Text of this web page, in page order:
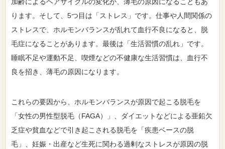
加齢によるヘアサイクルの変化が、薄毛の原因になることもあ
ります。そして、5つ目は「ストレス」です。仕事や人間関係の
ストレスで、ホルモンバランスが乱れて血行不良になると、脱
毛症になることがあります。最後は「生活習慣の乱れ」です。
睡眠不足や運動不足、喫煙などの不健康な生活習慣は、血行不
良を招き、薄毛の原因になります。
これらの要因から、ホルモンバランスが原因で起こる脱毛を
「女性の男性型脱毛（FAGA）」、ダイエットなどによる亜鉛欠
乏症や貧血などで引き起こされる脱毛を「疾患ベースの脱
毛」、妊娠・出産など生死に関わる過剰なストレスが原因の脱